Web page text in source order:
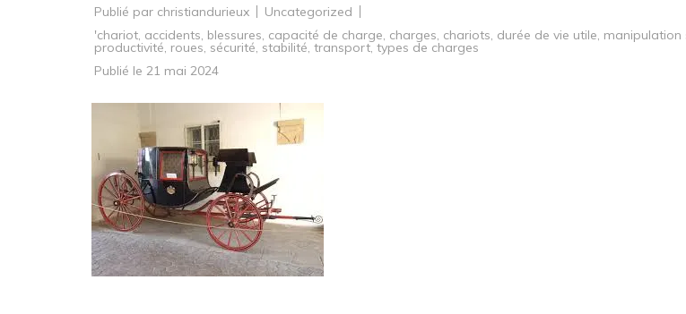
Publié par christiandurieux
Uncategorized
'chariot, accidents, blessures, capacité de charge, charges, chariots, durée de vie utile, manipulation
productivité, roues, sécurité, stabilité, transport,types de charges
Publié le 21 mai 2024